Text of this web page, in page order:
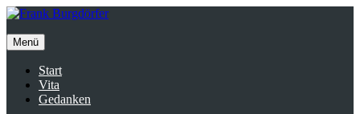
Inhalte
Menü
Start
Vita
Gedanken